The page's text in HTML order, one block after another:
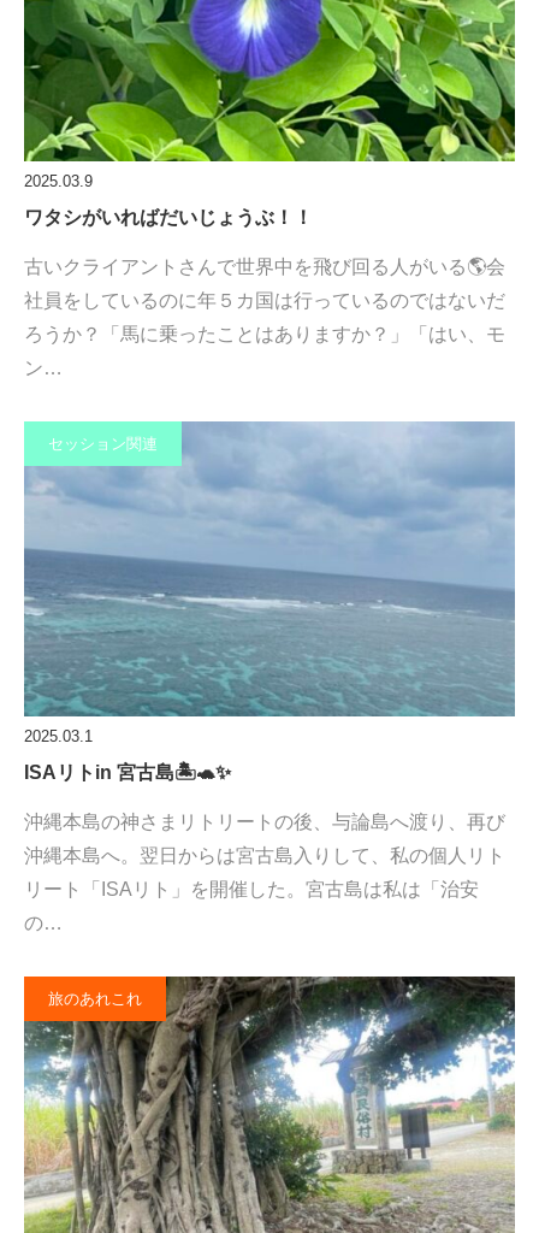
2025.03.9
ワタシがいればだいじょうぶ！！
古いクライアントさんで世界中を飛び回る人がいる🌎会
社員をしているのに年５カ国は行っているのではないだ
ろうか？「馬に乗ったことはありますか？」「はい、モ
ン…
セッション関連
2025.03.1
ISAリトin 宮古島🏝️🐢✨
沖縄本島の神さまリトリートの後、与論島へ渡り、再び
沖縄本島へ。翌日からは宮古島入りして、私の個人リト
リート「ISAリト」を開催した。宮古島は私は「治安
の…
旅のあれこれ